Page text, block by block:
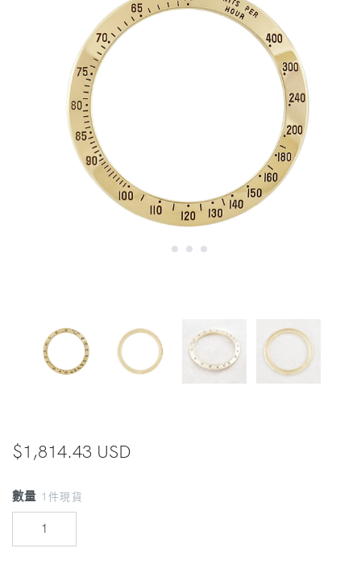
$1,814.43 USD
數量 1件現貨